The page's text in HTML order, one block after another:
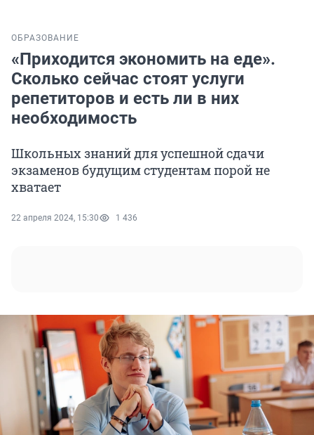
ОБРАЗОВАНИЕ
«Приходится экономить на еде».
Сколько сейчас стоят услуги
репетиторов и есть ли в них
необходимость
Школьных знаний для успешной сдачи
экзаменов будущим студентам порой не
хватает
22 апреля 2024, 15:30 1 436